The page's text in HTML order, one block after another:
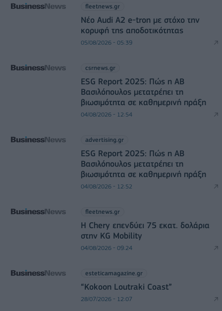
fleetnews.gr
Νέο Audi A2 e-tron με στόχο την
κορυφή της αποδοτικότητας
05/08/2026 - 05:39
csrnews.gr
ESG Report 2025: Πώς η ΑΒ
Βασιλόπουλος μετατρέπει τη
βιωσιμότητα σε καθημερινή πράξη
04/08/2026 - 12:54
advertising.gr
ESG Report 2025: Πώς η ΑΒ
Βασιλόπουλος μετατρέπει τη
βιωσιμότητα σε καθημερινή πράξη
04/08/2026 - 12:52
fleetnews.gr
Η Chery επενδύει 75 εκατ. δολάρια
στην KG Mobility
04/08/2026 - 09:24
esteticamagazine.gr
“Kokoon Loutraki Coast”
28/07/2026 - 12:07